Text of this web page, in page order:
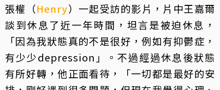
張權（Henry）一起受訪的影片，片中王嘉爾
談到休息了近一年時間，坦言是被迫休息，
「因為我狀態真的不是很好，例如有抑鬱症，
有少少depression」。不過經過休息後狀態
有所好轉，他正面看待，「一切都是最好的安